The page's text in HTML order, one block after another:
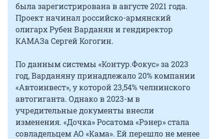
была зарегистрирована в августе 2021 года.
Проект начинал российско-армянский
олигарх Рубен Варданян и гендиректор
КАМАЗа Сергей Когогин.
По данным системы «Контур.Фокус» за 2023
год, Варданяну принадлежало 20% компании
«Автоинвест», у которой 23,54% челнинского
автогиганта. Однако в 2023-м в
учредительные документы внесли
изменения. «Дочка» Росатома «Рэнер» стала
совладельцем АО «Кама». Ей перешло не менее